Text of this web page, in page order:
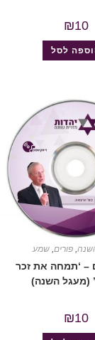
₪10
לסל
, פורים, שמע
– ‘תמחה את זכר
(מעגל השנה)
₪10